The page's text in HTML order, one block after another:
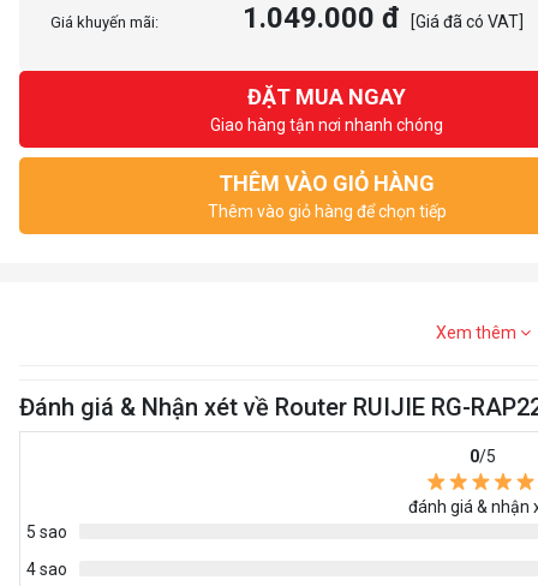
Giá khuyến mãi: 1.049.000 đ [Giá đã có VAT]
ĐẶT MUA NGAY
Giao hàng tận nơi nhanh chóng
THÊM VÀO GIỎ HÀNG
Thêm vào giỏ hàng để chọn tiếp
Xem thêm
Đánh giá & Nhận xét về Router RUIJIE RG-
0/5
đánh giá & nhận
5 sao
4 sao